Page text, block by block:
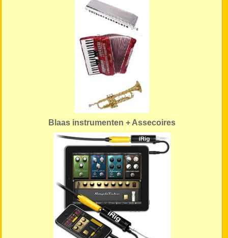
Blaas instrumenten + Assecoires